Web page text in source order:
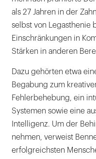
als 27 Jahren in der
selbst von Legasthenie
Einschränkungen in
Stärken in anderen
Dazu gehörten etwa
Begabung zum
Fehlerbehebung, ein
Systemen sowie eine
Intelligenz. Um der
nehmen, verweist
erfolgreichsten